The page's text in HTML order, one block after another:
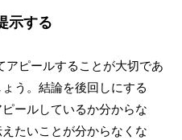
示する
アピールすることが大切であ
う。結論を後回しにする
ールしているか分からな
たいことが分からなくな